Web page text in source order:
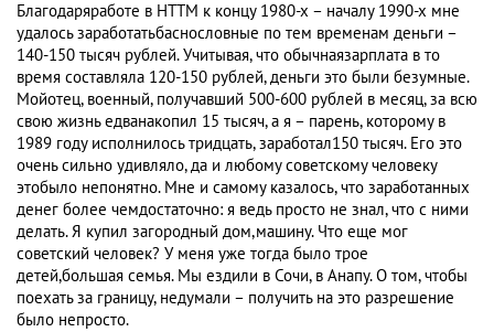
Благодаряработе в НТТМ к концу 1980-х – началу 1990-х мне
удалось заработатьбаснословные по тем временам деньги –
140-150 тысяч рублей. Учитывая, что обычнаязарплата в то
время составляла 120-150 рублей, деньги это были безумные.
Мойотец, военный, получавший 500-600 рублей в месяц, за всю
свою жизнь едванакопил 15 тысяч, а я – парень, которому в
1989 году исполнилось тридцать, заработал150 тысяч. Его это
очень сильно удивляло, да и любому советскому человеку
этобыло непонятно. Мне и самому казалось, что заработанных
денег более чемдостаточно: я ведь просто не знал, что с ними
делать. Я купил загородный дом,машину. Что еще мог
советский человек? У меня уже тогда было трое
детей,большая семья. Мы ездили в Сочи, в Анапу. О том, чтобы
поехать за границу, недумали – получить на это разрешение
было непросто.